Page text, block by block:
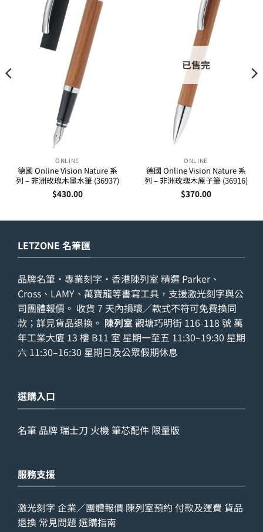
ONLINE
德國 Online Vision Nature 系
列 – 非洲玫瑰木墨水筆 (36937)
$430.00
已售完
ONLINE
德國 Online Vision Nature 系
列 – 非洲玫瑰木原子筆 (36916)
$370.00
LETZONE 名筆匯
品牌名筆・專業刻字・香港陳列室 精選 Parker、
Cross、LAMY、萬寶龍等書寫工具，支援激光刻字與公
司團體報價。 收貨 7 天內損壞／款式不符可免費換同
款；詳見貨品退換 。 陳列室 觀塘巧明街 116-118 號 萬
年工業大廈 13 樓 B11 室 星期一至五 11:30–19:30 星期
六 11:30–16:30 星期日及公眾假期休息
選購入口
名筆 品牌瑞士刀 火機筆芯配件 限量版
服務支援
激光刻字 企業／團體報價 陳列室預約 付款及運費 貨品
退換 常見問題 選購指南